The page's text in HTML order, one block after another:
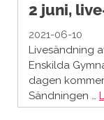
2 juni,
2021-06-10
Livesändning
Enskilda
dagen
Sändningen …